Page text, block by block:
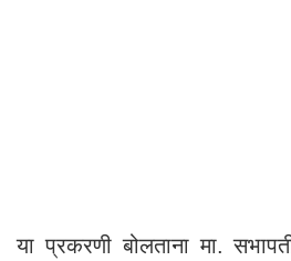
या प्रकरणी बोलताना मा.